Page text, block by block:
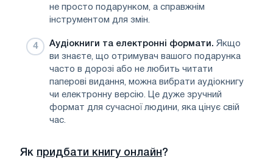
не просто подарунком, а справжнім
інструментом для змін.
Аудіокниги та електронні формати. Якщо
ви знаєте, що отримувач вашого подарунка
часто в дорозі або не любить читати
паперові видання, можна вибрати аудіокнигу
чи електронну версію. Це дуже зручний
формат для сучасної людини, яка цінує свій
час.
Як придбати книгу онлайн?